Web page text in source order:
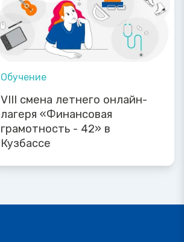
Обучение
VIII смена летнего онлайн-
лагеря «Финансовая
грамотность - 42» в
Кузбассе